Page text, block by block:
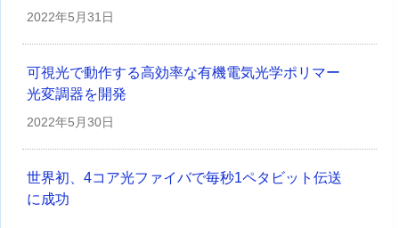
2022年5月31日
可視光で動作する高効率な有機電気光学ポリマー
光変調器を開発
2022年5月30日
世界初、4コア光ファイバで毎秒1ペタビット伝送
に成功